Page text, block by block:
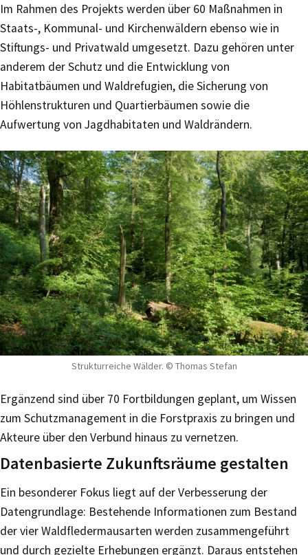
Im Rahmen des Projekts werden über 60 Maßnahmen in
Staats-, Kommunal- und Kirchenwäldern ebenso wie in
Stiftungs- und Privatwald umgesetzt. Dazu gehören unter
anderem der Schutz und die Entwicklung von
Habitatbäumen und Waldrefugien, die Sicherung von
Höhlenstrukturen und Quartierbäumen sowie die
Aufwertung von Jagdhabitaten und Waldrändern.
Strukturreiche Wälder. © Thomas Stefan
Ergänzend sind über 70 Fortbildungen geplant, um Wissen
zum Schutzmanagement in die Forstpraxis zu bringen und
Akteure über den Verbund hinaus zu vernetzen.
Datenbasierte Zukunftsräume gestalten
Ein besonderer Fokus liegt auf der Verbesserung der
Datengrundlage: Bestehende Informationen zum Bestand
der vier Waldfledermausarten werden zusammengeführt
und durch gezielte Erhebungen ergänzt. Daraus entstehen